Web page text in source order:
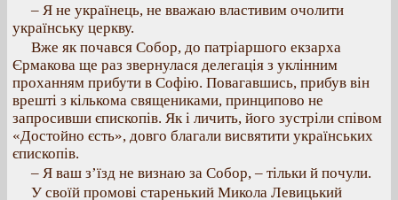
– Я не українець, не вважаю властивим очолити
українську церкву.
Вже як почався Собор, до патріаршого екзарха
Єрмакова ще раз звернулася делегація з уклінним
проханням прибути в Софію. Повагавшись, прибув він
врешті з кількома священиками, принципово не
запросивши єпископів. Як і личить, його зустріли співом
«Достойно єсть», довго благали висвятити українських
єпископів.
– Я ваш з’їзд не визнаю за Собор, – тільки й почули.
У своїй промові старенький Микола Левицький